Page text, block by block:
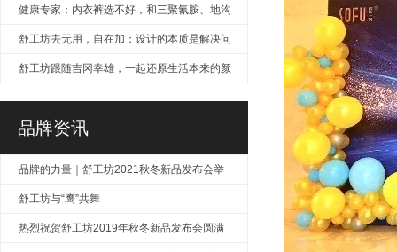
产品的存在
健康专家：内衣裤选不好，和三聚氰胺、地沟
油无异！
舒工坊去无用，自在加：设计的本质是解决问
题
舒工坊跟随吉冈幸雄，一起还原生活本来的颜
品牌资讯
品牌的力量｜舒工坊2021秋冬新品发布会举
行
舒工坊与“鹰”共舞
热烈祝贺舒工坊2019年秋冬新品发布会圆满